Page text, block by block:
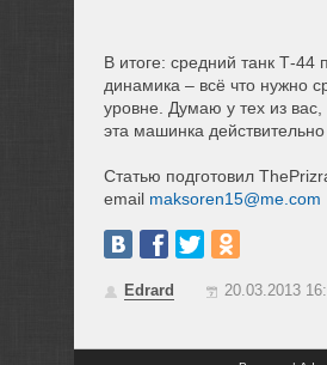
В итоге: средний танк Т-44
динамика – всё что нужно
уровне. Думаю у тех из
эта машинка
Статью подготовил
email maksoren15@me.com
Edrard 20.03.2013